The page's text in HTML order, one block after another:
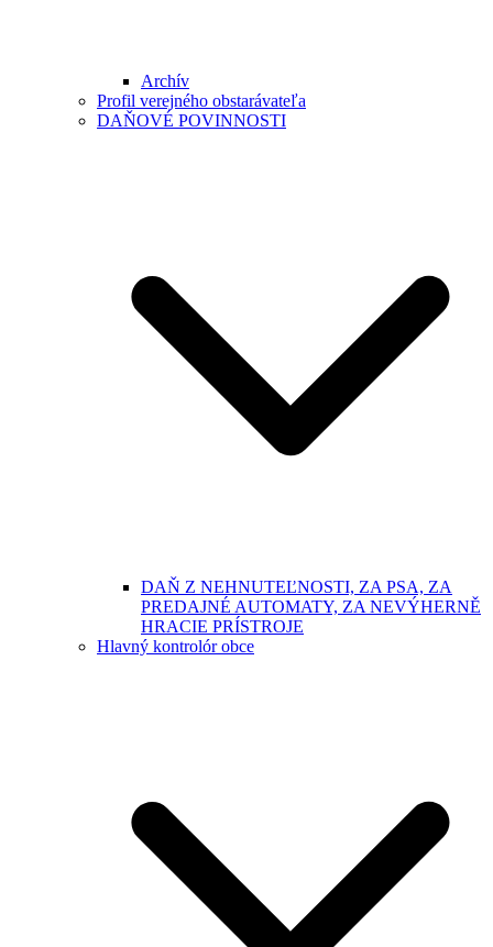
Archív
Profil verejného obstarávateľa
DAŇOVÉ POVINNOSTI
DAŇ Z NEHNUTEĽNOSTI, ZA PSA, ZA
PREDAJNÉ AUTOMATY, ZA NEVÝHERNĚ
HRACIE PRÍSTROJE
Hlavný kontrolór obce